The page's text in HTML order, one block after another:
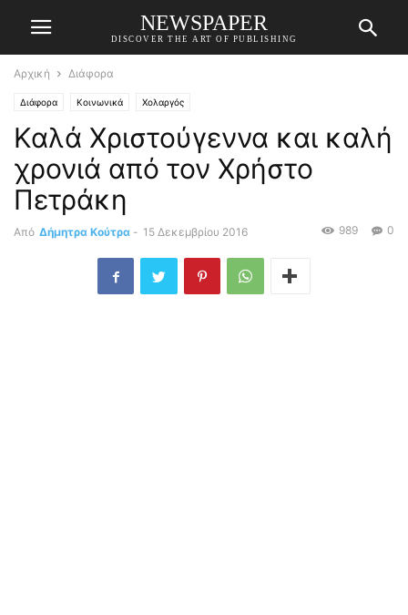
NEWSPAPER
DISCOVER THE ART OF PUBLISHING
Αρχική Διάφορα
Διάφορα Κοινωνικά Χολαργός
Καλά Χριστούγεννα και καλή
χρονιά από τον Χρήστο
Πετράκη
Από Δήμητρα Κούτρα - 15 Δεκεμβρίου 2016 0
989